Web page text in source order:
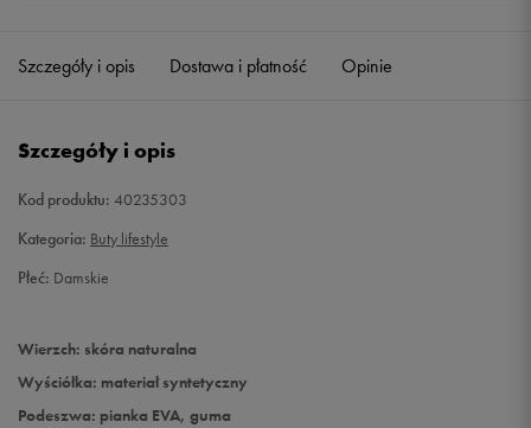
Szczegóły i opis Dostawa i płatność Opinie
Szczegóły i opis
Kod produktu: 40235303
Kategoria: Buty lifestyle
Płeć: Damskie
Wierzch: skóra naturalna
Wyściółka: materiał syntetyczny
Podeszwa: pianka EVA, guma